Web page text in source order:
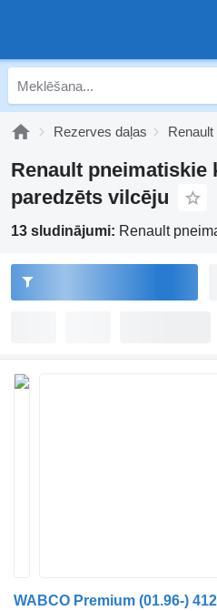
Rezerves daļas
Renault pneimatiskie
paredzēts vilcēju
13 sludinājumi: Renault